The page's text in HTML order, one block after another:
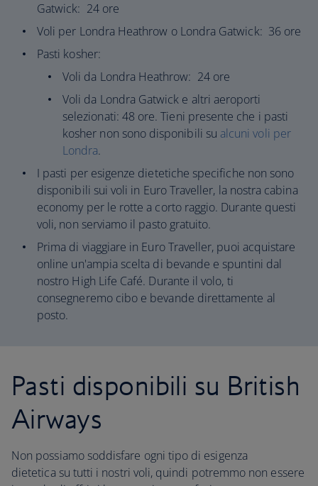
Gatwick: 24 ore
Voli per Londra Heathrow o Londra Gatwick: 36 ore
Pasti kosher:
Voli da Londra Heathrow: 24 ore
Voli da Londra Gatwick e altri aeroporti
selezionati: 48 ore. Tieni presente che i pasti
kosher non sono disponibili su alcuni voli per
Londra.
I pasti per esigenze dietetiche specifiche non sono
disponibili sui voli in Euro Traveller, la nostra cabina
economy per le rotte a corto raggio. Durante questi
voli, non serviamo il pasto gratuito.
Prima di viaggiare in Euro Traveller, puoi acquistare
online un'ampia scelta di bevande e spuntini dal
nostro High Life Café. Durante il volo, ti
consegneremo cibo e bevande direttamente al
posto.
Pasti disponibili su British
Airways
Non possiamo soddisfare ogni tipo di esigenza
dietetica su tutti i nostri voli, quindi potremmo non essere